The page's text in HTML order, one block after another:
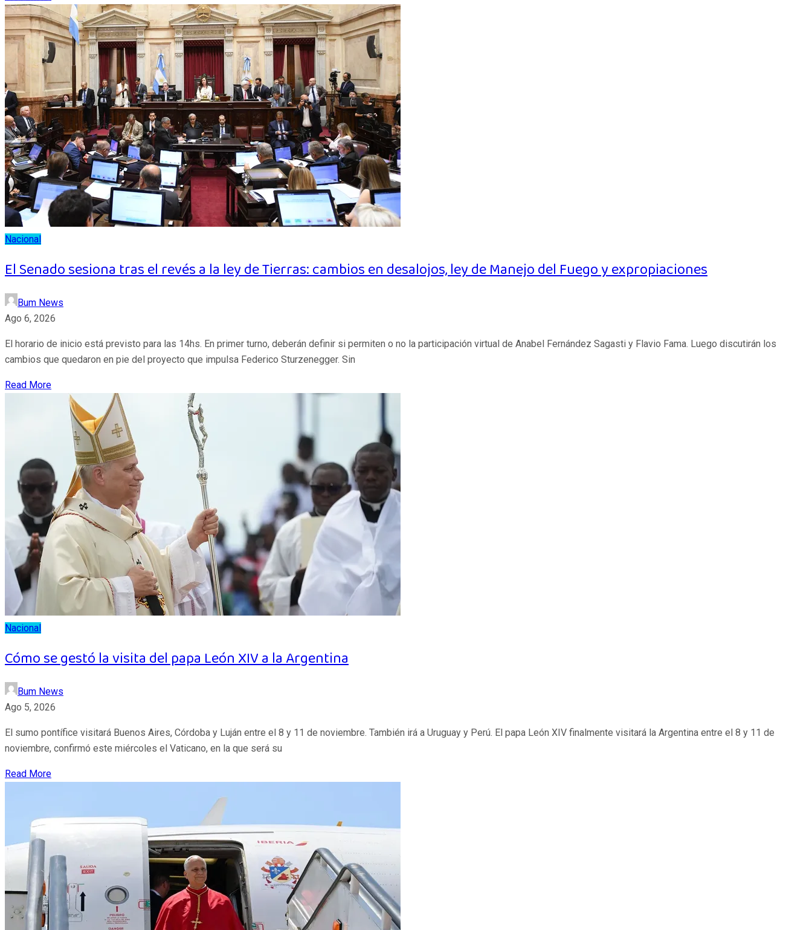
Nacional
El Senado sesiona tras el revés a la ley de Tierras: cambios en desalojos, ley de Manejo del Fuego y expropiaciones
Bum News
Ago 6, 2026
El horario de inicio está previsto para las 14hs. En primer turno, deberán definir si permiten o no la participación virtual de Anabel Fernández Sagasti y Flavio Fama. Luego discutirán los
cambios que quedaron en pie del proyecto que impulsa Federico Sturzenegger. Sin
Read More
Nacional
Cómo se gestó la visita del papa León XIV a la Argentina
Bum News
Ago 5, 2026
El sumo pontífice visitará Buenos Aires, Córdoba y Luján entre el 8 y 11 de noviembre. También irá a Uruguay y Perú. El papa León XIV finalmente visitará la Argentina entre el 8 y 11 de
noviembre, confirmó este miércoles el Vaticano, en la que será su
Read More